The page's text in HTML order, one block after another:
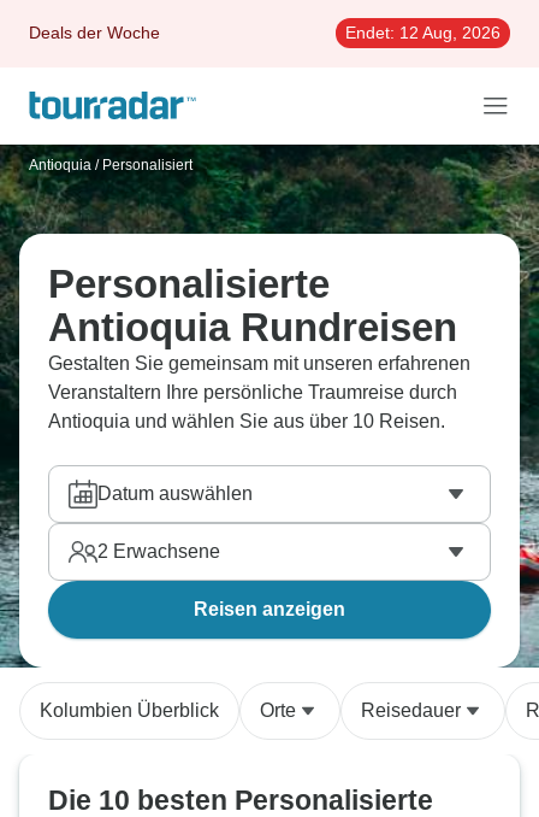
Deals der Woche Endet: 12 Aug, 2026
Antioquia / Personalisiert
Personalisierte
Antioquia Rundreisen
Gestalten Sie gemeinsam mit unseren erfahrenen
Veranstaltern Ihre persönliche Traumreise durch
Antioquia und wählen Sie aus über 10 Reisen.
Datum auswählen
2 Erwachsene
Reisen anzeigen
Kolumbien Überblick Orte Reisedauer
Die 10 besten Personalisierte